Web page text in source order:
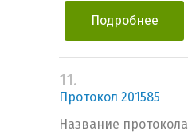
Подробнее
11.
Протокол 201585
Название протокола